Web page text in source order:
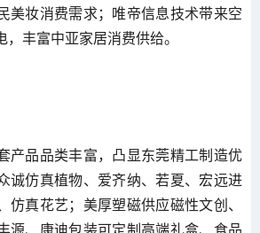
美妆消费需求；唯帝信息技术带来空
丰富中亚家居消费供给。
产品品类丰富，凸显东莞精工制造优
诚仿真植物、爱齐纳、若夏、宏远进
仿真花艺；美厚塑磁供应磁性文创、
源、康迪包装可定制高端礼盒、食品